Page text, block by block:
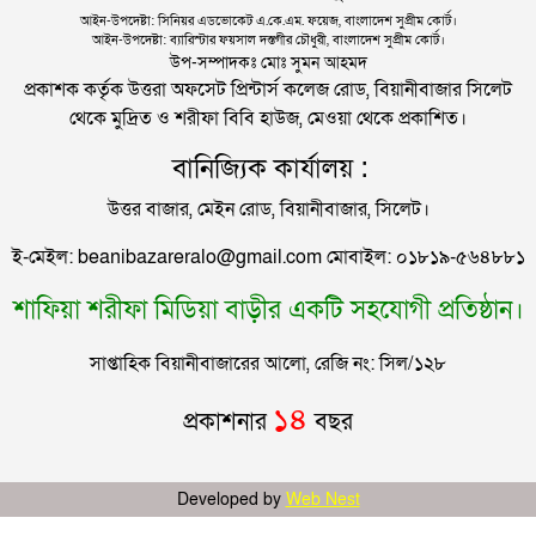
আইনমন্ত্রী
সিলেটের মাস্টারপ্ল্যান বাস্তবায়নে ঢাকায় উচ্চপর্যায়ে যা হল
দুই তরুণীকে তুলে নিয়ে ধর্ষণ, ৬ যুবককে যে শাস্তি দিলে
আদালত
সিলেটে বিচার নিয়ে হতাশ ৬ শহীদ পরিবার
মালয়েশিয়ায় সহকর্মীদের আঘাতে প্রাণ গেল ৩ বাংলাদেশির
আলিয়া মাদ্রাসায় ছাত্রদল-শিবির সংঘর্ষ, হাতে পাইপ মাথায়
আইন-উপদেষ্টা: সিনিয়র এডভোকেট এ.কে.এম. ফয়েজ, বাংলাদেশ সুপ্রীম কোর্ট।
আইন-উপদেষ্টা: ব্যারিস্টার ফয়সাল দস্তগীর চৌধুরী, বাংলাদেশ সুপ্রীম কোর্ট।
উপ-সম্পাদকঃ মোঃ সুমন আহমদ
প্রকাশক কর্তৃক উত্তরা অফসেট প্রিন্টার্স কলেজ রোড, বিয়ানীবাজার সিলেট
থেকে মুদ্রিত ও শরীফা বিবি হাউজ, মেওয়া থেকে প্রকাশিত।
বানিজ্যিক কার্যালয় :
উত্তর বাজার, মেইন রোড, বিয়ানীবাজার, সিলেট।
ই-মেইল: beanibazareralo@gmail.com মোবাইল: ০১৮১৯-৫৬৪৮৮১
শাফিয়া শরীফা মিডিয়া বাড়ীর একটি সহযোগী প্রতিষ্ঠান।
সাপ্তাহিক বিয়ানীবাজারের আলো, রেজি নং: সিল/১২৮
প্রকাশনার ১৪ বছর
Developed by Web Nest